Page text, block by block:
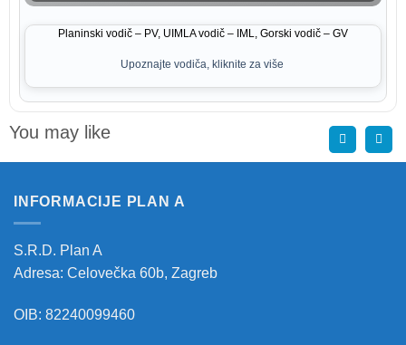
Planinski vodič – PV, UIMLA vodič – IML, Gorski vodič – GV
Upoznajte vodiča, kliknite za više
You may like
INFORMACIJE PLAN A
S.R.D. Plan A
Adresa: Celovečka 60b, Zagreb
OIB: 82240099460